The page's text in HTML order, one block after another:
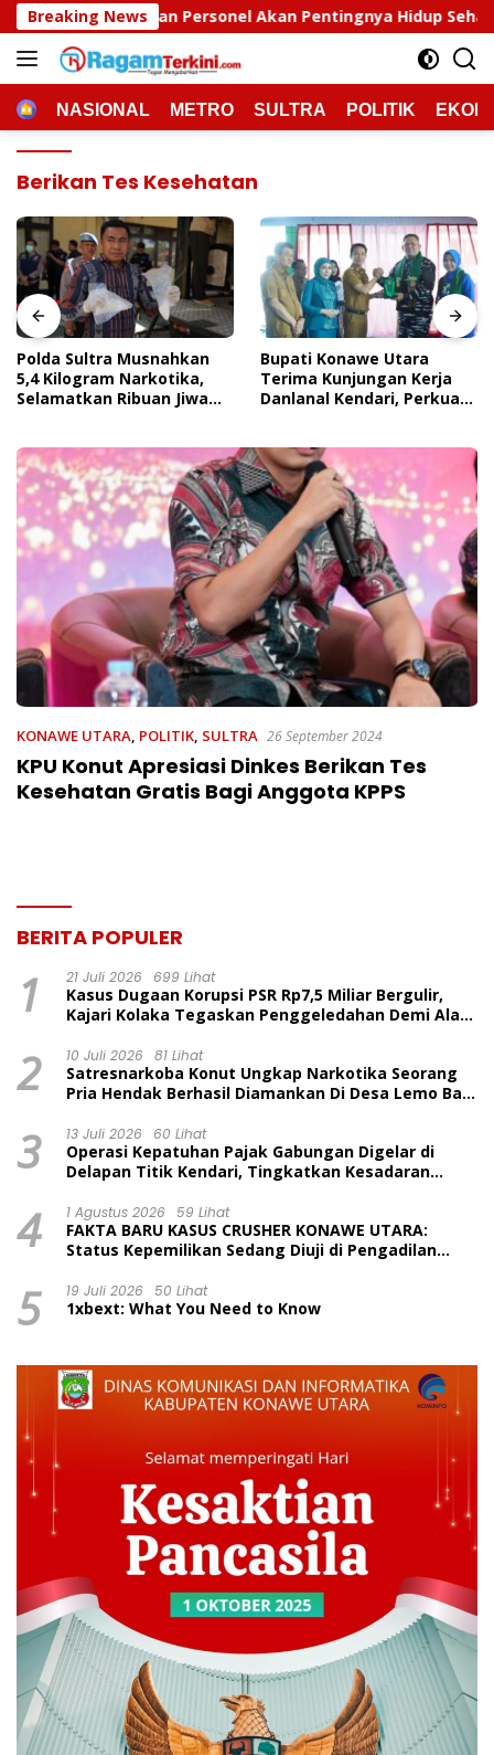
Langsung
ke
konten
Breaking News
Akan Pentingnya Hidup Sehat Polda Sultra
HOMENASIONAL METRO SULTRA POLITIK
Berikan Tes Kesehatan
Polda Sultra Musnahkan
5,4 Kilogram Narkotika,
Selamatkan Ribuan Jiwa
Bupati Konawe Utara
Terima Kunjungan Kerja
Danlanal Kendari, Perkuat
KONAWE UTARA, POLITIK, SULTRA 26 September 2024
KPU Konut Apresiasi Dinkes Berikan Tes
Kesehatan Gratis Bagi Anggota KPPS
BERITA POPULER
1 21 Juli 2026 699 Lihat
Kasus Dugaan Korupsi PSR Rp7,5 Miliar Bergulir,
Kajari Kolaka Tegaskan Penggeledahan Demi Alat
2 10 Juli 2026 81 Lihat
Satresnarkoba Konut Ungkap Narkotika Seorang
Pria Hendak Berhasil Diamankan Di Desa Lemo Bajo
3 13 Juli 2026 60 Lihat
Operasi Kepatuhan Pajak Gabungan Digelar di
Delapan Titik Kendari, Tingkatkan Kesadaran
4 1 Agustus 2026 59 Lihat
FAKTA BARU KASUS CRUSHER KONAWE UTARA:
Status Kepemilikan Sedang Diuji di Pengadilan
Dinilai Prematur
5 19 Juli 2026 50 Lihat
1xbext: What You Need to Know